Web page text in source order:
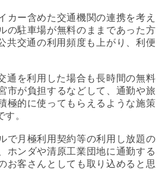
カー含めた交通機関の連携を考え
の駐車場が無料のままであった方
共交通の利用頻度も上がり、利便
通を利用した場合も長時間の無料
市が負担するなどして、通勤や旅
極的に使ってもらえるような施策
。
で月極利用契約等の利用し放題の
ホンダや清原工業団地に通勤する
お客さんとしても取り込めると思